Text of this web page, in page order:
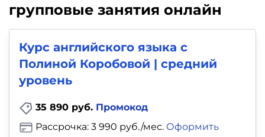
групповые занятия онлайн
Курс английского языка с
Полиной Коробовой | средний
уровень
35 890 руб. Промокод
Рассрочка: 3 990 руб./мес. Оформить